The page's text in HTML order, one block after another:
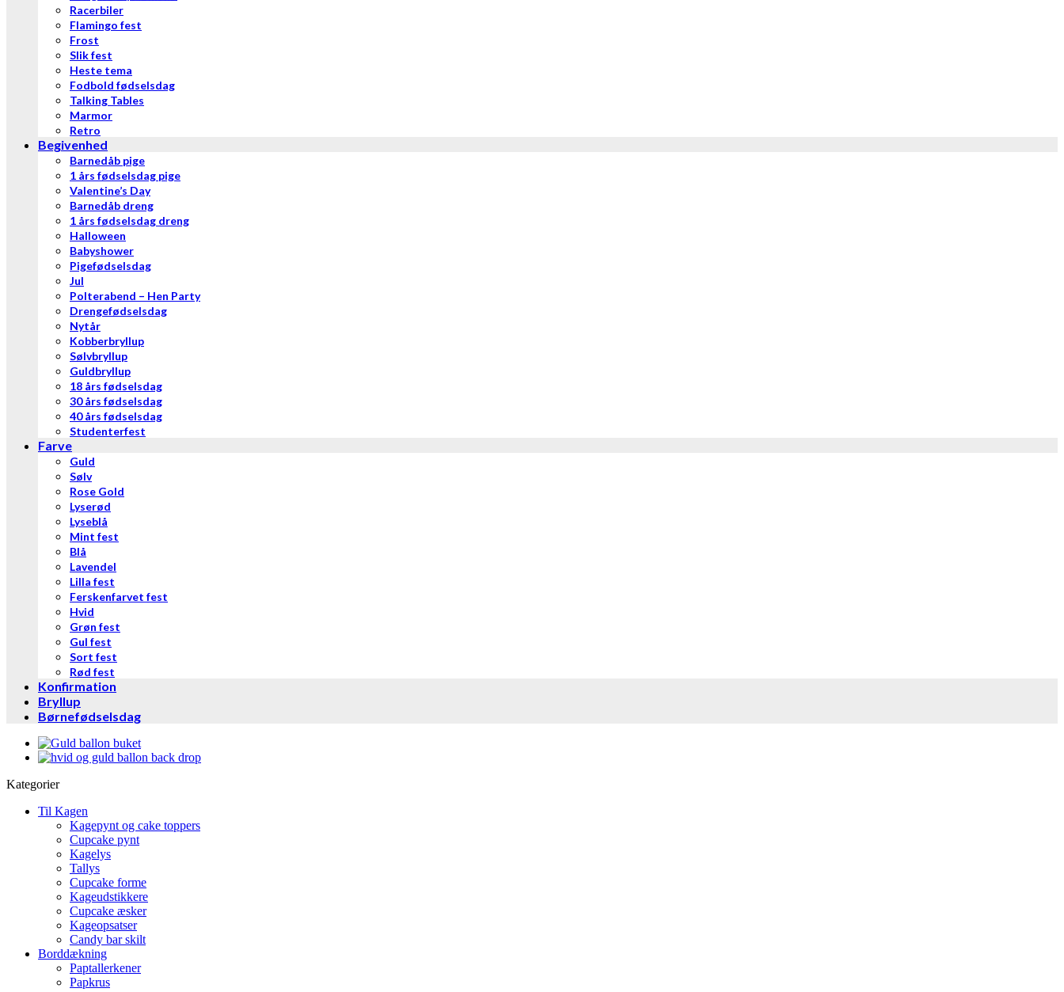
Racerbiler
Flamingo fest
Frost
Slik fest
Heste tema
Fodbold fødselsdag
Talking Tables
Marmor
Retro
Begivenhed
Barnedåb pige
1 års fødselsdag pige
Valentine’s Day
Barnedåb dreng
1 års fødselsdag dreng
Halloween
Babyshower
Pigefødselsdag
Jul
Polterabend – Hen Party
Drengefødselsdag
Nytår
Kobberbryllup
Sølvbryllup
Guldbryllup
18 års fødselsdag
30 års fødselsdag
40 års fødselsdag
Studenterfest
Farve
Guld
Sølv
Rose Gold
Lyserød
Lyseblå
Mint fest
Blå
Lavendel
Lilla fest
Ferskenfarvet fest
Hvid
Grøn fest
Gul fest
Sort fest
Rød fest
Konfirmation
Bryllup
Børnefødselsdag
Kategorier
Til Kagen
Kagepynt og cake toppers
Cupcake pynt
Kagelys
Tallys
Cupcake forme
Kageudstikkere
Cupcake æsker
Kageopsatser
Candy bar skilt
Borddækning
Paptallerkener
Papkrus